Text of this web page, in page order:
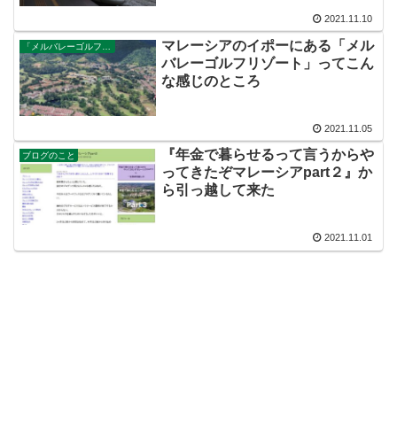
2021.11.10
マレーシアのイポーにある「メル
バレーゴルフリゾート」ってこん
な感じのところ
2021.11.05
ブログのこと
『年金で暮らせるって言うからや
ってきたぞマレーシアpart２』か
ら引っ越して来た
2021.11.01